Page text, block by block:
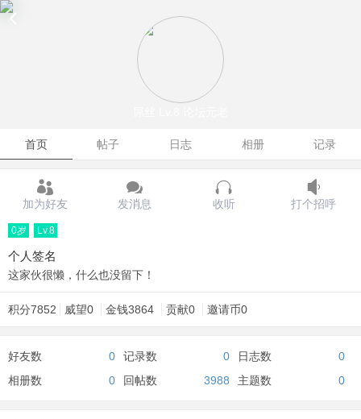
首页 帖子 日志 相册 记录
加为好友 发消息 收听 打个招呼
0岁 Lv.8
个人签名
这家伙很懒，什么也没留下！
积分7852 威望0 金钱3864 贡献0 邀请币0
好友数 0 记录数 0 日志数
0
相册数
0 回帖数 3988 主题数 0